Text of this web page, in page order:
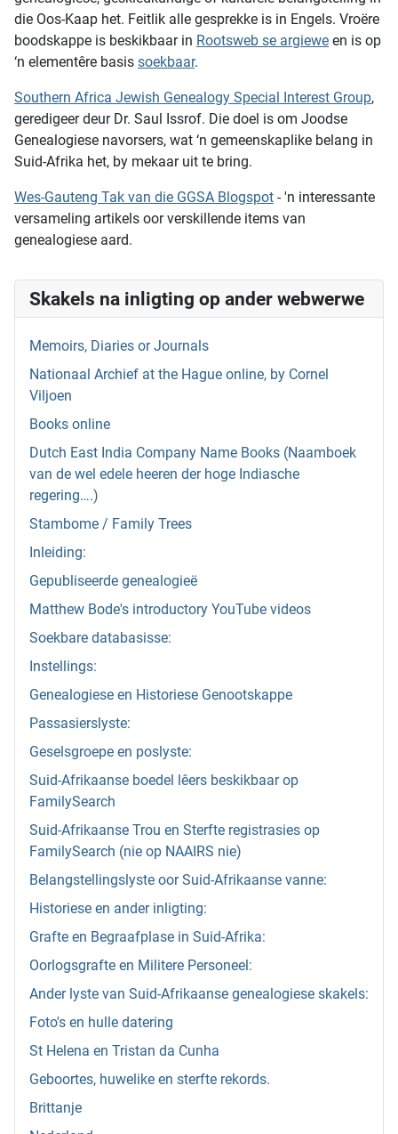
Skakels na inligting op ander webwerwe
Memoirs, Diaries or Journals
Nationaal Archief at the Hague online, by Cornel
Viljoen
Books online
Dutch East India Company Name Books (Naamboek
van de wel edele heeren der hoge Indiasche
regering….)
Stambome / Family Trees
Inleiding:
Gepubliseerde genealogieë
Matthew Bode's introductory YouTube videos
Soekbare databasisse:
Instellings:
Genealogiese en Historiese Genootskappe
Passasierslyste:
Geselsgroepe en poslyste:
Suid-Afrikaanse boedel lêers beskikbaar op
FamilySearch
Suid-Afrikaanse Trou en Sterfte registrasies op
FamilySearch (nie op NAAIRS nie)
Belangstellingslyste oor Suid-Afrikaanse vanne:
Historiese en ander inligting:
Grafte en Begraafplase in Suid-Afrika:
Oorlogsgrafte en Militere Personeel:
Ander lyste van Suid-Afrikaanse genealogiese skakels:
Foto's en hulle datering
St Helena en Tristan da Cunha
Geboortes, huwelike en sterfte rekords.
Brittanje
die Oos-Kaap het. Feitlik alle gesprekke is in Engels. Vroëre
boodskappe is beskikbaar in Rootsweb se argiewe en is op
‘n elementêre basis soekbaar.
Southern Africa Jewish Genealogy Special Interest Group,
geredigeer deur Dr. Saul Issrof. Die doel is om Joodse
Genealogiese navorsers, wat ‘n gemeenskaplike belang in
Suid-Afrika het, by mekaar uit te bring.
Wes-Gauteng Tak van die GGSA Blogspot - 'n interessante
versameling artikels oor verskillende items van
genealogiese aard.